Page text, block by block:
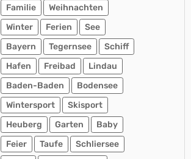
Familie
Weihnachten
Winter
Ferien
See
Bayern
Tegernsee
Schiff
Hafen
Freibad
Lindau
Baden-Baden
Bodensee
Wintersport
Skisport
Heuberg
Garten
Baby
Feier
Taufe
Schliersee